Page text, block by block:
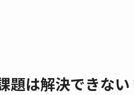
題は解決できない